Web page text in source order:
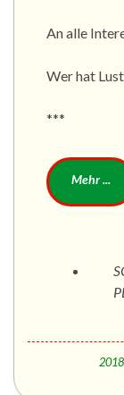
An alle
Wer hat
***
2018